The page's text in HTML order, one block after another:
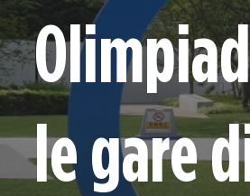
le gare